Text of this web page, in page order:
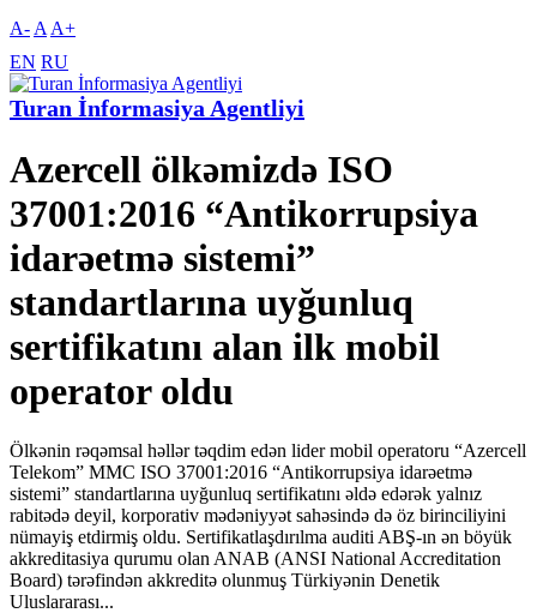
A- A A+
EN RU
Turan İnformasiya Agentliyi
Azercell ölkəmizdə ISO
37001:2016 “Antikorrupsiya
idarəetmə sistemi”
standartlarına uyğunluq
sertifikatını alan ilk mobil
operator oldu
Ölkənin rəqəmsal həllər təqdim edən lider mobil operatoru “Azercell
Telekom” MMC ISO 37001:2016 “Antikorrupsiya idarəetmə
sistemi” standartlarına uyğunluq sertifikatını əldə edərək yalnız
rabitədə deyil, korporativ mədəniyyət sahəsində də öz birinciliyini
nümayiş etdirmiş oldu. Sertifikatlaşdırılma auditi ABŞ-ın ən böyük
akkreditasiya qurumu olan ANAB (ANSI National Accreditation
Board) tərəfindən akkreditə olunmuş Türkiyənin Denetik
Uluslararası...